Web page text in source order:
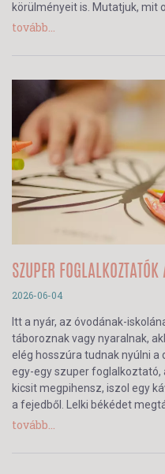
körülményeit is. Mutatjuk, mit
tovább...
SZUPER
2026-06-04
Itt a nyár, az óvodának-
táboroznak vagy nyaralnak,
elég hosszúra tudnak nyúlni a
egy-egy szuper foglalkoztató,
kicsit megpihensz, iszol egy
a fejedből. Lelki békédet
tovább...